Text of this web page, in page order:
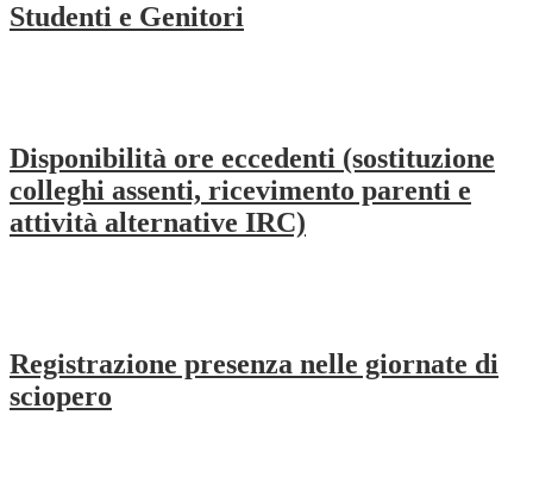
Studenti e Genitori
Disponibilità ore eccedenti (sostituzione
colleghi assenti, ricevimento parenti e
attività alternative IRC)
Registrazione presenza nelle giornate di
sciopero